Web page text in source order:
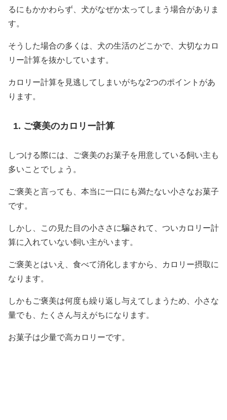
るにもかかわらず、犬がなぜか太ってしまう場合がありま
す。
そうした場合の多くは、犬の生活のどこかで、大切なカロ
リー計算を抜かしています。
カロリー計算を見逃してしまいがちな2つのポイントがあ
ります。
ご褒美のカロリー計算
しつける際には、ご褒美のお菓子を用意している飼い主も
多いことでしょう。
ご褒美と言っても、本当に一口にも満たない小さなお菓子
です。
しかし、この見た目の小ささに騙されて、ついカロリー計
算に入れていない飼い主がいます。
ご褒美とはいえ、食べて消化しますから、カロリー摂取に
なります。
しかもご褒美は何度も繰り返し与えてしまうため、小さな
量でも、たくさん与えがちになります。
お菓子は少量で高カロリーです。